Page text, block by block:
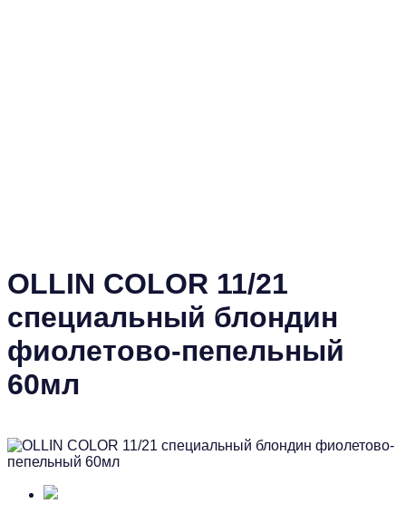
OLLIN COLOR 11/21
специальный блондин
фиолетово-пепельный
60мл